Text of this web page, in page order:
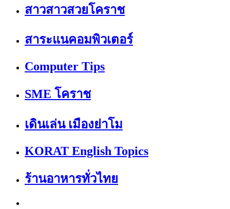
สาวสาวสวยโคราช
สาระแนคอมพิวเตอร์
Computer Tips
SME โคราช
เดินเล่น เมืองย่าโม
KORAT English Topics
ร้านอาหารทั่วไทย